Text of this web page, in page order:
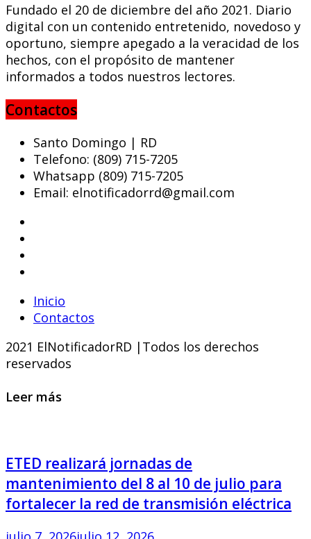
Fundado el 20 de diciembre del año 2021. Diario
digital con un contenido entretenido, novedoso y
oportuno, siempre apegado a la veracidad de los
hechos, con el propósito de mantener
informados a todos nuestros lectores.
Contactos
Santo Domingo | RD
Telefono: (809) 715-7205
Whatsapp (809) 715-7205
Email: elnotificadorrd@gmail.com
Inicio
Contactos
2021 ElNotificadorRD |Todos los derechos
reservados
Leer más
ETED realizará jornadas de
mantenimiento del 8 al 10 de julio para
fortalecer la red de transmisión eléctrica